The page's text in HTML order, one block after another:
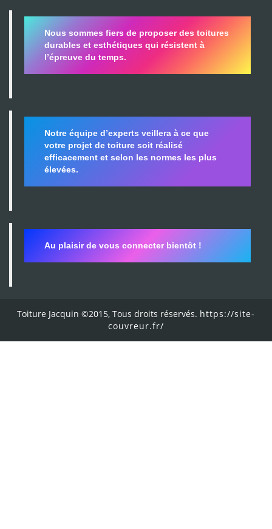
Nous sommes fiers de proposer des toitures
durables et esthétiques qui résistent à
l’épreuve du temps.
Notre équipe d’experts veillera à ce que
votre projet de toiture soit réalisé
efficacement et selon les normes les plus
élevées.
Au plaisir de vous connecter bientôt !
Toiture Jacquin ©2015, Tous droits réservés. https://site-
couvreur.fr/